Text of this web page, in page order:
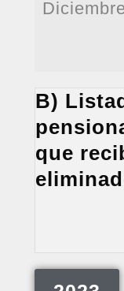
B)
que